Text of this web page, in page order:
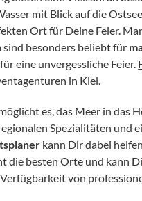
mit Blick auf die
Ort für Deine Feier.
besonders beliebt für
eine unvergessliche Feier.
in Kiel.
es, das Meer in
Spezialitäten und
kann Dir dabei
die besten Orte und kann
von